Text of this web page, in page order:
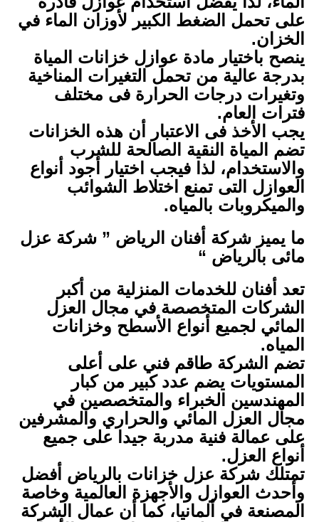
على تحمل الضغط الكبير لأوزان الماء في
الخزان.
ينصح باختيار مادة عوازل خزانات المياة
بدرجة عالية من تحمل التغيرات المناخية
وتغيرات درجات الحرارة فى مختلف
فترات العام.
يجب الأخذ فى الاعتبار أن هذه الخزانات
تضم المياة النقية الصالحة للشرب
والاستخدام، لذا فيجب اختيار أجود أنواع
العوازل التى تمنع اختلاط الشوائب
والميكروبات بالمياه.
ما يميز شركة أفنان الرياض ” شركة عزل
مائى بالرياض “
تعد أفنان للخدمات المنزلية من أكبر
الشركات المتخصصة في مجال العزل
المائي لجميع أنواع الأسطح وخزانات
المياه.
تضم الشركة طاقم فني على أعلى
المستويات يضم عدد كبير من كبار
المهندسين الخبراء والمتخصصين في
مجال العزل المائي والحراري والمشرفين
على عمالة فنية مدربة جيدا على جميع
أنواع العزل.
تمتلك شركة عزل خزانات بالرياض أفضل
وأحدث العوازل والأجهزة العالمية وخاصة
المصنعة في ألمانيا، كما أن عمال الشركة